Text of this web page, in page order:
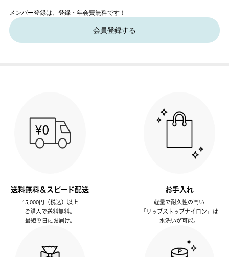
メンバー登録は、登録・年会費無料です！
会員登録する
送料無料＆スピード配送
15,000円（税込）以上
ご購入で送料無料。
最短翌日にお届け。
お手入れ
軽量で耐久性の高い
「リップストップナイロン」は
水洗いが可能。